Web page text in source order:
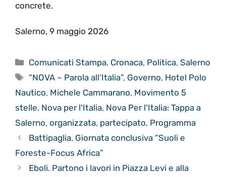
concrete.
Salerno, 9 maggio 2026
Categorie
Comunicati Stampa, Cronaca, Politica,Salerno
Tag
“NOVA – Parola all’Italia”, Governo, Hotel Polo
Nautico, Michele Cammarano, Movimento 5
stelle, Nova per l'Italia, Nova Per l'Italia: Tappa a
Salerno, organizzata, partecipato, Programma
Battipaglia. Giornata conclusiva “Suoli e
Foreste-Focus Africa”
Eboli. Partono i lavori in Piazza Levi e alla